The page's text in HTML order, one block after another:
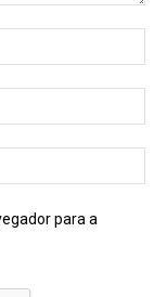
para a